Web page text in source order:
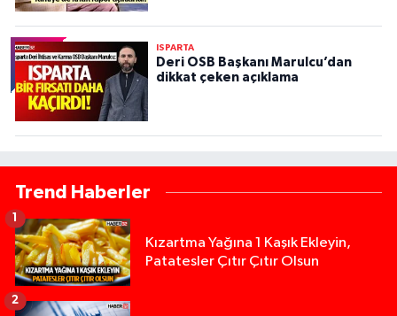
ISPARTA
Deri OSB Başkanı Marulcu’dan
dikkat çeken açıklama
Trend Haberler
Kızartma Yağına 1 Kaşık Ekleyin,
Patatesler Çıtır Çıtır Olsun
1
2